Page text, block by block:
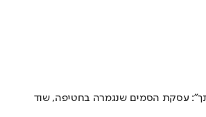
עסקת הסמים שנגמרה בחטיפה, שוד